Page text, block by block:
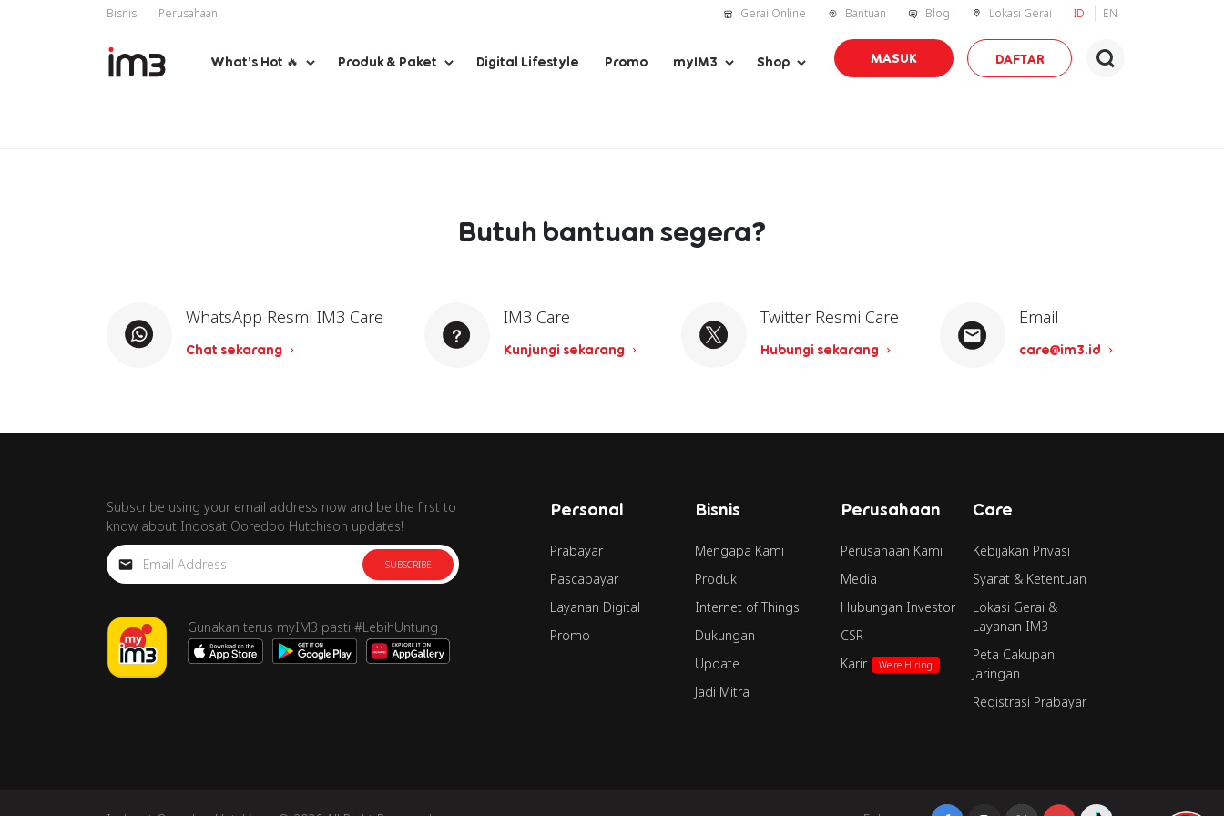
Bisnis Perusahaan Gerai Online Bantuan Blog Lokasi Gerai ID EN
What’s Hot 🔥 Produk & Paket Digital Lifestyle Promo myIM3 Shop MASUK DAFTAR
Butuh bantuan segera?
WhatsApp Resmi IM3 Care
Chat sekarang
IM3 Care
Kunjungi sekarang
Twitter Resmi Care
Hubungi sekarang
Email
care@im3.id
Subscribe using your email address now and be the first to
know about Indosat Ooredoo Hutchison updates!
SUBSCRIBE
Gunakan terus myIM3 pasti #LebihUntung
Personal
Prabayar
Pascabayar
Layanan Digital
Promo
Bisnis
Mengapa Kami
Produk
Internet of Things
Dukungan
Update
Jadi Mitra
Perusahaan
Perusahaan Kami
Media
Hubungan Investor
CSR
Karir
We're Hiring
Care
Kebijakan Privasi
Syarat & Ketentuan
Lokasi Gerai &
Layanan IM3
Peta Cakupan
Jaringan
Registrasi Prabayar